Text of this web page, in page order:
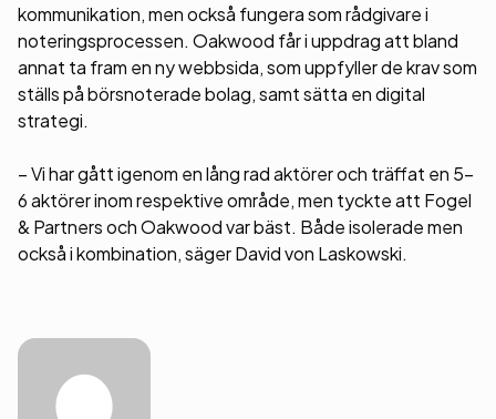
kommunikation, men också fungera som rådgivare i
noteringsprocessen. Oakwood får i uppdrag att bland
annat ta fram en ny webbsida, som uppfyller de krav som
ställs på börsnoterade bolag, samt sätta en digital
strategi.
– Vi har gått igenom en lång rad aktörer och träffat en 5-
6 aktörer inom respektive område, men tyckte att Fogel
& Partners och Oakwood var bäst. Både isolerade men
också i kombination, säger David von Laskowski.